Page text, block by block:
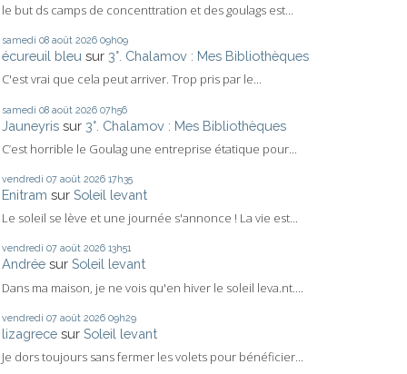
le but ds camps de concenttration et des goulags est...
samedi 08 août 2026 09h09
écureuil bleu sur 3°. Chalamov : Mes Bibliothèques
C'est vrai que cela peut arriver. Trop pris par le...
samedi 08 août 2026 07h56
Jauneyris sur 3°. Chalamov : Mes Bibliothèques
C’est horrible le Goulag une entreprise étatique pour...
vendredi 07 août 2026 17h35
Enitram sur Soleil levant
Le soleil se lève et une journée s'annonce ! La vie est...
vendredi 07 août 2026 13h51
Andrée sur Soleil levant
Dans ma maison, je ne vois qu'en hiver le soleil leva.nt....
vendredi 07 août 2026 09h29
lizagrece sur Soleil levant
Je dors toujours sans fermer les volets pour bénéficier...